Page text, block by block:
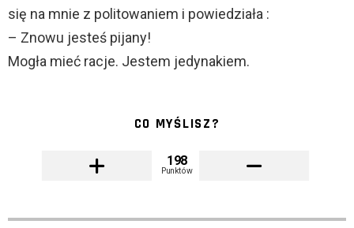
się na mnie z politowaniem i powiedziała :
– Znowu jesteś pijany!
Mogła mieć racje. Jestem jedynakiem.
CO MYŚLISZ?
198
Punktów